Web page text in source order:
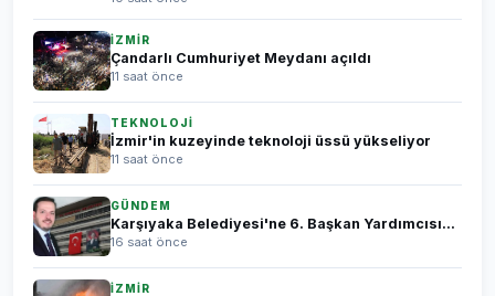
İZMİR
Çandarlı Cumhuriyet Meydanı açıldı
11 saat önce
TEKNOLOJİ
İzmir'in kuzeyinde teknoloji üssü yükseliyor
11 saat önce
GÜNDEM
Karşıyaka Belediyesi'ne 6. Başkan Yardımcısı...
16 saat önce
İZMİR